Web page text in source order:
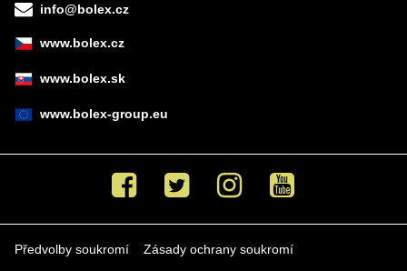
info@bolex.cz
www.bolex.cz
www.bolex.sk
www.bolex-group.eu
Facebook Twitter Instagram Youtube
Předvolby soukromí Zásady ochrany soukromí